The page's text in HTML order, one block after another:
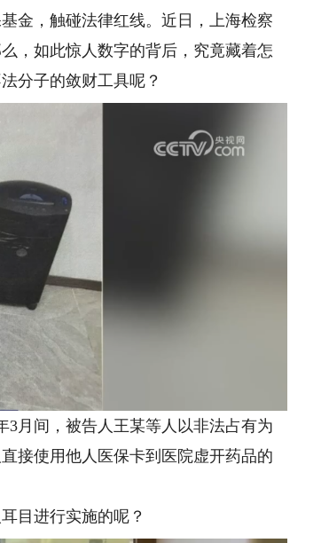
金，触碰法律红线。近日，上海检察
，如此惊人数字的背后，究竟藏着怎
分子的敛财工具呢？
月间，被告人王某等人以非法占有为
接使用他人医保卡到医院虚开药品的
目进行实施的呢？